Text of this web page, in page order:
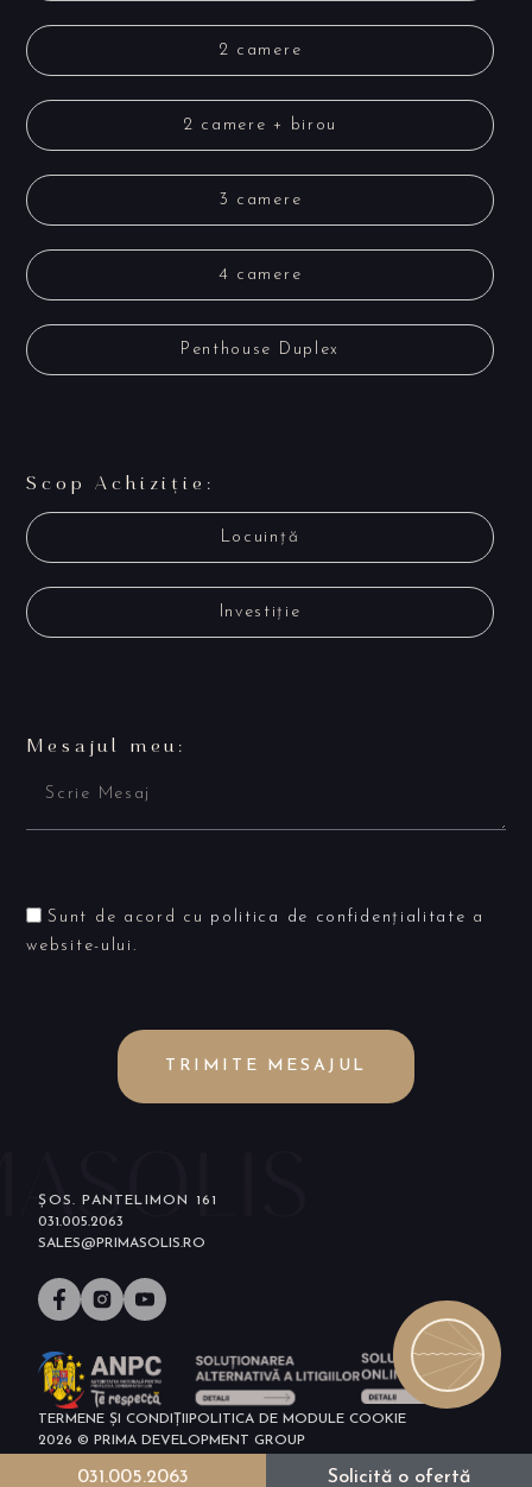
2 camere
2 camere + birou
3 camere
4 camere
Penthouse Duplex
Scop Achiziție:
Locuință
Investiție
Mesajul meu:
Sunt de acord cu politica de confidențialitate a
website-ului.
TRIMITE MESAJUL
ȘOS. PANTELIMON 161
031.005.2063
SALES@PRIMASOLIS.RO
2026 © PRIMA DEVELOPMENT GROUP
TERMENE ȘI CONDIȚII POLITICA DE MODULE COOKIE
031.005.2063 Solicită o ofertă